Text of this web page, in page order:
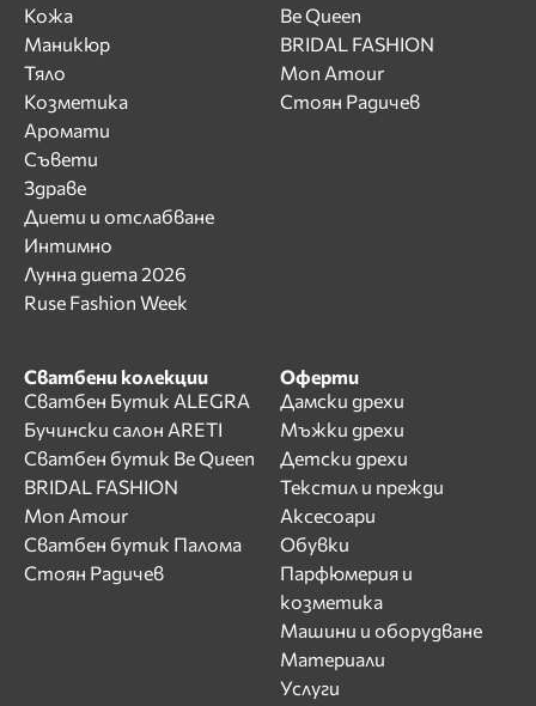
Кожа
Маникюр
Тяло
Козметика
Аромати
Съвети
Здраве
Диети и отслабване
Интимно
Лунна диета 2026
Ruse Fashion Week
Be Queen
BRIDAL FASHION
Mon Amour
Стоян Радичев
Сватбени колекции
Сватбен Бутик ALEGRA
Бучински салон ARETI
Сватбен бутик Be Queen
BRIDAL FASHION
Mon Amour
Сватбен бутик Палома
Стоян Радичев
Оферти
Дамски дрехи
Мъжки дрехи
Детски дрехи
Текстил и прежди
Аксесоари
Обувки
Парфюмерия и
козметика
Машини и оборудване
Материали
Услуги